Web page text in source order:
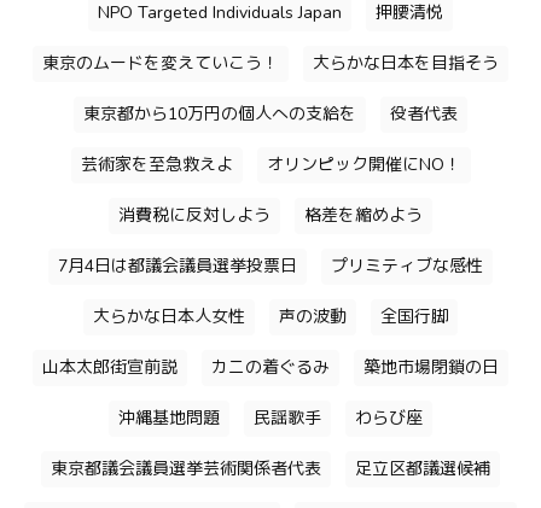
NPO Targeted Individuals Japan 押腰清悦
東京のムードを変えていこう！ 大らかな日本を目指そう
東京都から10万円の個人への支給を 役者代表
芸術家を至急救えよ オリンピック開催にNO！
消費税に反対しよう 格差を縮めよう
7月4日は都議会議員選挙投票日 プリミティブな感性
大らかな日本人女性 声の波動 全国行脚
山本太郎街宣前説 カニの着ぐるみ 築地市場閉鎖の日
沖縄基地問題 民謡歌手 わらび座
東京都議会議員選挙芸術関係者代表 足立区都議選候補